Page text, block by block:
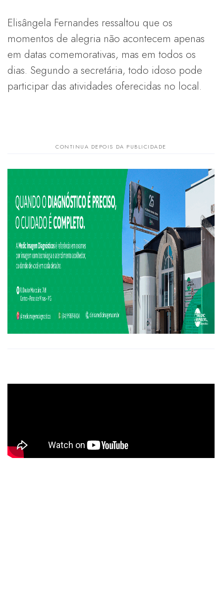
Elisângela Fernandes ressaltou que os
momentos de alegria não acontecem apenas
em datas comemorativas, mas em todos os
dias. Segundo a secretária, todo idoso pode
participar das atividades oferecidas no local.